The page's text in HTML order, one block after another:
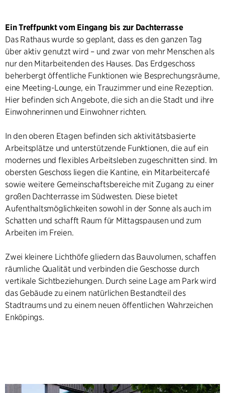
Ein Treffpunkt vom Eingang bis zur Dachterrasse
Das Rathaus wurde so geplant, dass es den ganzen Tag
über aktiv genutzt wird – und zwar von mehr Menschen als
nur den Mitarbeitenden des Hauses. Das Erdgeschoss
beherbergt öffentliche Funktionen wie Besprechungsräume,
eine Meeting-Lounge, ein Trauzimmer und eine Rezeption.
Hier befinden sich Angebote, die sich an die Stadt und ihre
Einwohnerinnen und Einwohner richten.
In den oberen Etagen befinden sich aktivitätsbasierte
Arbeitsplätze und unterstützende Funktionen, die auf ein
modernes und flexibles Arbeitsleben zugeschnitten sind. Im
obersten Geschoss liegen die Kantine, ein Mitarbeitercafé
sowie weitere Gemeinschaftsbereiche mit Zugang zu einer
großen Dachterrasse im Südwesten. Diese bietet
Aufenthaltsmöglichkeiten sowohl in der Sonne als auch im
Schatten und schafft Raum für Mittagspausen und zum
Arbeiten im Freien.
Zwei kleinere Lichthöfe gliedern das Bauvolumen, schaffen
räumliche Qualität und verbinden die Geschosse durch
vertikale Sichtbeziehungen. Durch seine Lage am Park wird
das Gebäude zu einem natürlichen Bestandteil des
Stadtraums und zu einem neuen öffentlichen Wahrzeichen
Enköpings.